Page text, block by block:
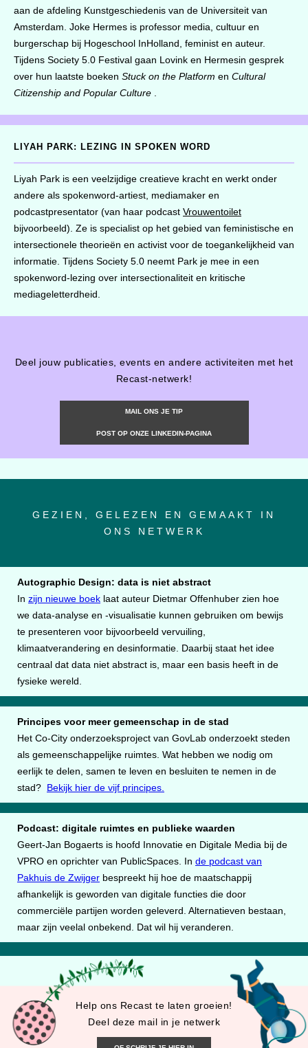
aan de afdeling Kunstgeschiedenis van de Universiteit van
Amsterdam. Joke Hermes is professor media, cultuur en
burgerschap bij Hogeschool InHolland, feminist en auteur.
Tijdens Society 5.0 Festival gaan Lovink en Hermesin gesprek
over hun laatste boeken Stuck on the Platform en Cultural
Citizenship and Popular Culture
LIYAH PARK: LEZING IN SPOKEN WORD
Liyah Park is een veelzijdige creatieve kracht en werkt onder
andere als spokenword-artiest, mediamaker en
podcastpresentator (van haar podcast Vrouwentoilet
bijvoorbeeld). Ze is specialist op het gebied van feministische en
intersectionele theorieën en activist voor de toegankelijkheid van
informatie. Tijdens Society 5.0 neemt Park je mee in een
spokenword-lezing over intersectionaliteit en kritische
mediageletterdheid.
Deel jouw publicaties, events en andere activiteiten met het
Recast-netwerk!
MAIL ONS JE TIP
POST OP ONZE LINKEDIN-PAGINA
GEZIEN, GELEZEN EN GEMAAKT IN
ONS NETWERK
Autographic Design: data is niet abstract
In zijn nieuwe boek laat auteur Dietmar Offenhuber zien hoe
we data-analyse en -visualisatie kunnen gebruiken om bewijs
te presenteren voor bijvoorbeeld vervuiling,
klimaatverandering en desinformatie. Daarbij staat het idee
centraal dat data niet abstract is, maar een basis heeft in de
fysieke wereld.
Principes voor meer gemeenschap in de stad
Het Co-City onderzoeksproject van GovLab onderzoekt steden
als gemeenschappelijke ruimtes. Wat hebben we nodig om
eerlijk te delen, samen te leven en besluiten te nemen in de
stad? Bekijk hier de vijf principes.
Podcast: digitale ruimtes en publieke waarden
Geert-Jan Bogaerts is hoofd Innovatie en Digitale Media bij de
VPRO en oprichter van PublicSpaces. In de podcast van
Pakhuis de Zwijger bespreekt hij hoe de maatschappij
afhankelijk is geworden van digitale functies die door
commerciële partijen worden geleverd. Alternatieven bestaan,
maar zijn veelal onbekend. Dat wil hij veranderen.
Help ons Recast te laten groeien!
Deel deze mail in je netwerk